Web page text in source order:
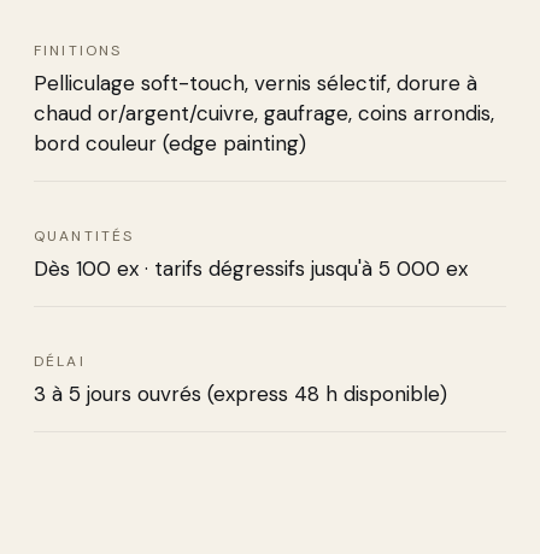
FINITIONS
Pelliculage soft-touch, vernis sélectif, dorure à
chaud or/argent/cuivre, gaufrage, coins arrondis,
bord couleur (edge painting)
QUANTITÉS
Dès 100 ex · tarifs dégressifs jusqu'à 5 000 ex
DÉLAI
3 à 5 jours ouvrés (express 48 h disponible)